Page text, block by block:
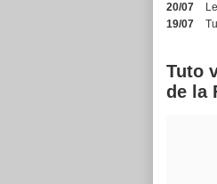
20/07
19/07
Tuto
de la